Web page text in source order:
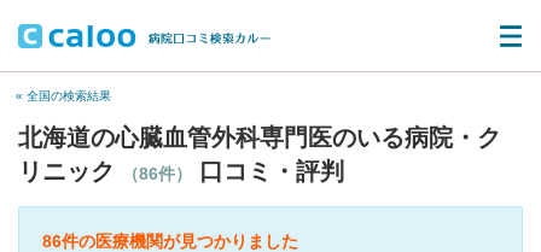
« 全国の検索結果
北海道の心臓血管外科専門医のいる病院・ク
リニック
（86件） 口コミ・評判
86件の医療機関が見つかりました